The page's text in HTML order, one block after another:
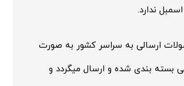
ندارد.
ارسالی به سراسر کشور به صورت
بسته بندی شده و ارسال میگردد و